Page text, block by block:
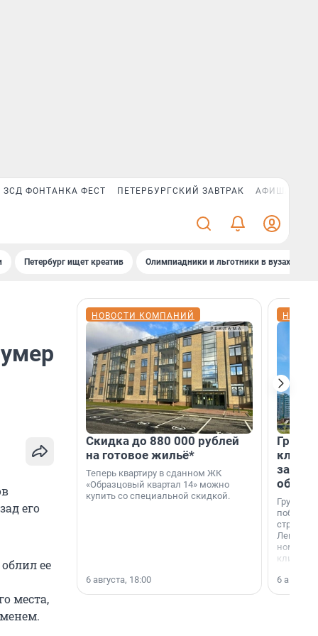
ЗСД ФОНТАНКА ФЕСТ ПЕТЕРБУРГСКИЙ ЗАВТРАК АФИША PLUS
Петербург ищет креатив Олимпиадники и льготники в вузах СПб
его
ее
места,
НОВОСТИ КОМПАНИЙ
Скидка до 880 000 рублей
на готовое жильё*
Теперь квартиру в сданном ЖК
«Образцовый квартал 14» можно
купить со специальной скидкой.
6 августа, 18:00
Группа
области».
6